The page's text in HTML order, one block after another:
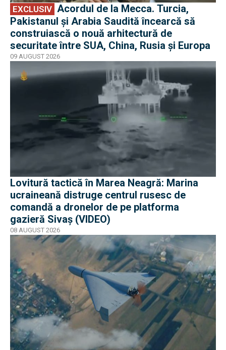
EXCLUSIV
Pakistanul și Arabia Saudită încearcă să
construiască o nouă arhitectură de
securitate între SUA, China, Rusia și Europa
09 AUGUST 2026
Lovitură tactică în Marea Neagră: Marina
ucraineană distruge centrul rusesc de
comandă a dronelor de pe platforma
gazieră Sivaș (VIDEO)
08 AUGUST 2026